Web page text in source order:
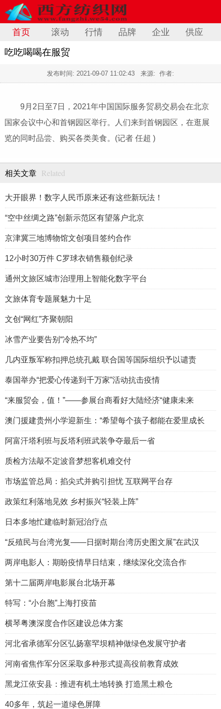
首页 滚动 行情 品牌 企业 供应
吃吃喝喝在服贸
发布时间: 2021-09-07 11:02:43 来源: 作者:
9月2日至7日，2021年中国国际服务贸易交易会在北京
国家会议中心和首钢园区举行。人们来到首钢园区，在逛展
览的同时品尝、购买各类美食。(记者 任超 )
相关文章 Related
大开眼界！数字人民币原来还有这些新玩法！
“空中丝绸之路”创新示范区有望落户北京
京津冀三地博物馆文创项目签约合作
12小时30万件 C罗球衣销售额创纪录
通州文旅区城市治理用上智能化数字平台
文旅体育专题展魅力十足
文创“网红”齐聚朝阳
冰雪产业要告别“冷热不均”
几内亚叛军称扣押总统孔戴 联合国等国际组织予以谴责
泰国举办“把爱心传递到千万家”活动抗击疫情
“来服贸会，值！”——参展台商看好大陆经济“健康未来
澳门援建贵州小学迎新生：“希望每个孩子都能在爱里成长
阿富汗塔利班与反塔利班武装争夺最后一省
质检方法敲不定波音梦想客机难交付
市场监管总局：掐尖式并购引担忧 互联网平台存
政策红利落地见效 乡村振兴“轻装上阵”
日本多地忙建临时新冠治疗点
“反殖民与台湾光复——日据时期台湾历史图文展”在武汉
两岸电影人：期盼疫情早日结束，继续深化交流合作
第十二届两岸电影展台北场开幕
特写：“小台胞”上海打疫苗
横琴粤澳深度合作区建设总体方案
河北省承德军分区弘扬塞罕坝精神做绿色发展守护者
河南省焦作军分区采取多种形式提高役前教育成效
黑龙江依安县：推进有机土地转换 打造黑土粮仓
40多年，筑起一道绿色屏障